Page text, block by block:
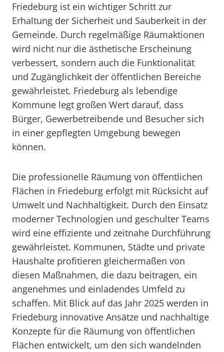
Friedeburg ist ein wichtiger Schritt zur
Erhaltung der Sicherheit und Sauberkeit in der
Gemeinde. Durch regelmäßige Räumaktionen
wird nicht nur die ästhetische Erscheinung
verbessert, sondern auch die Funktionalität
und Zugänglichkeit der öffentlichen Bereiche
gewährleistet. Friedeburg als lebendige
Kommune legt großen Wert darauf, dass
Bürger, Gewerbetreibende und Besucher sich
in einer gepflegten Umgebung bewegen
können.
Die professionelle Räumung von öffentlichen
Flächen in Friedeburg erfolgt mit Rücksicht auf
Umwelt und Nachhaltigkeit. Durch den Einsatz
moderner Technologien und geschulter Teams
wird eine effiziente und zeitnahe Durchführung
gewährleistet. Kommunen, Städte und private
Haushalte profitieren gleichermaßen von
diesen Maßnahmen, die dazu beitragen, ein
angenehmes und einladendes Umfeld zu
schaffen. Mit Blick auf das Jahr 2025 werden in
Friedeburg innovative Ansätze und nachhaltige
Konzepte für die Räumung von öffentlichen
Flächen entwickelt, um den sich wandelnden